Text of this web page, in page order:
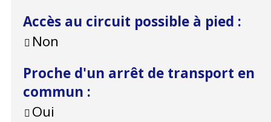
Accès au circuit possible à pied :
Non
Proche d'un arrêt de transport en
commun :
Oui